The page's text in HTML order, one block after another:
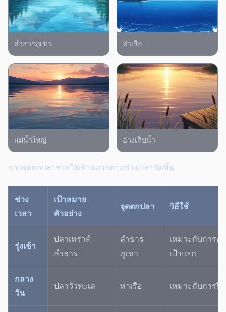
ลำธารภูเขา ท่าเรือ
แม่น้ำใหญ่ อ่างเก็บน้ำ
ฉากจุดตกปลาช่วยให้เป้าหมายตามช่วงเวลาชัดขึ้น
ช่วง
เวลา
เป้าหมาย
ตัวอย่าง
จุดตกปลา วิธีใช้
รุ่งเช้า
ปลาเทราต์
ลำธาร
ลำธาร
ภูเขา
เหมาะกับการอ่
เป้าแรก
กลาง
วัน
ปลาวัวทะเล ท่าเรือ เหมาะกับการฝึ